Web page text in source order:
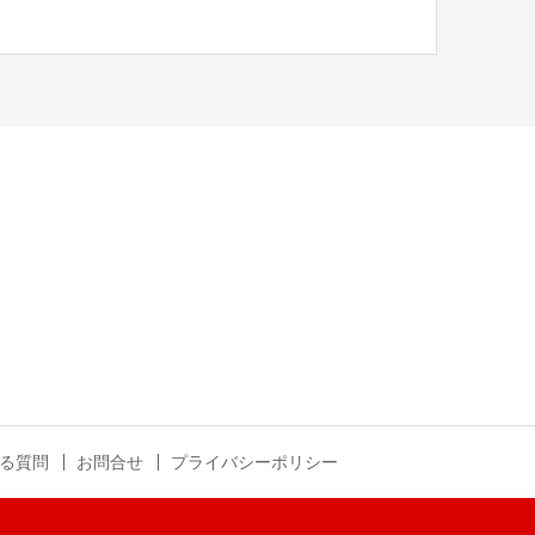
質問 お問合せ プライバシーポリシー